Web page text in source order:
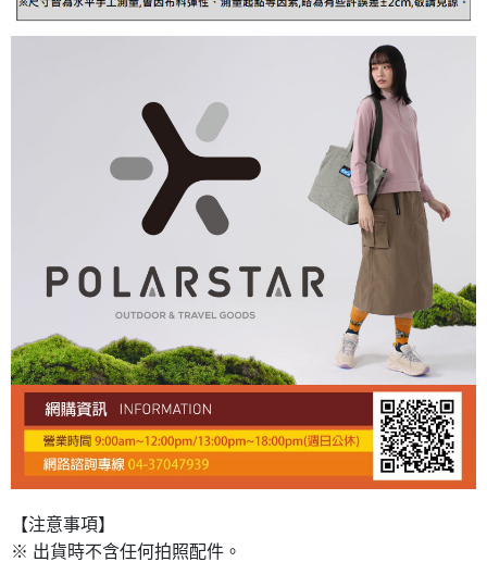
【注意事項】
※ 出貨時不含任何拍照配件。